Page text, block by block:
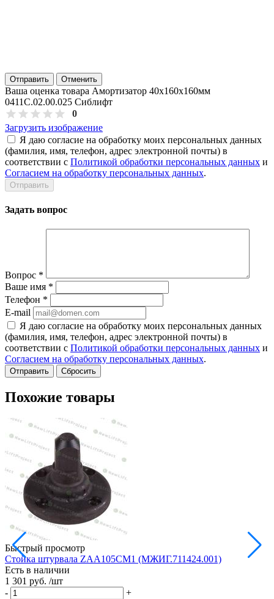
Отправить Отменить
Ваша оценка товара Амортизатор 40х160х160мм
0411С.02.00.025 Сиблифт
0
Загрузить изображение
Я даю согласие на обработку моих персональных данных
(фамилия, имя, телефон, адрес электронной почты) в
соответствии с Политикой обработки персональных данных и
Согласием на обработку персональных данных.
Задать вопрос
Вопрос *
Ваше имя *
Телефон *
E-mail
Я даю согласие на обработку моих персональных данных
(фамилия, имя, телефон, адрес электронной почты) в
соответствии с Политикой обработки персональных данных и
Согласием на обработку персональных данных.
Сбросить
Похожие товары
Быстрый просмотр
Стойка штурвала ZAA105CM1 (МЖИГ.711424.001)
Есть в наличии
1 301 руб. /шт
-
+